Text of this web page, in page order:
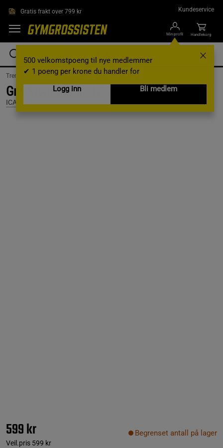
Gratis frakt over 799 kr Kundeservice
Min profil
500 velkomstpoeng til nye medlemmer
✔ 1 poeng per krone du handler for
Logg inn
Bli medlem
Handlekorg
Treningsklær / Treningsklær herre / Treningsshorts
Grit Stonewashed Sweatshorts, Black, L
ICANIWILL
599 kr
Veil.pris 599 kr
Begrenset antall på lager